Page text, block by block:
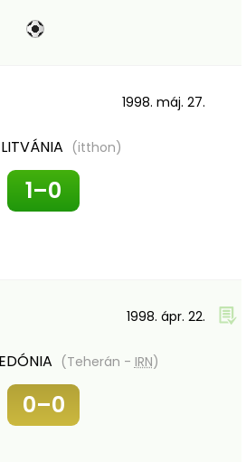
1998. máj. 27.
LITVÁNIA (itthon)
1–0
1998. ápr. 22.
(Teherán - IRN)
0–0